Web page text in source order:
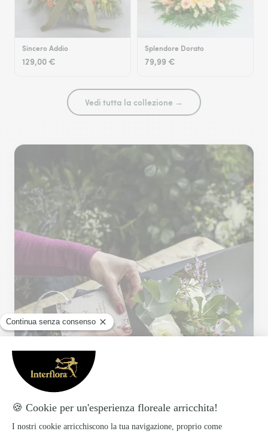
Sincero Addio
129,00 €
Splendore Dorato
79,99 €
Vedi tutta la collezione →